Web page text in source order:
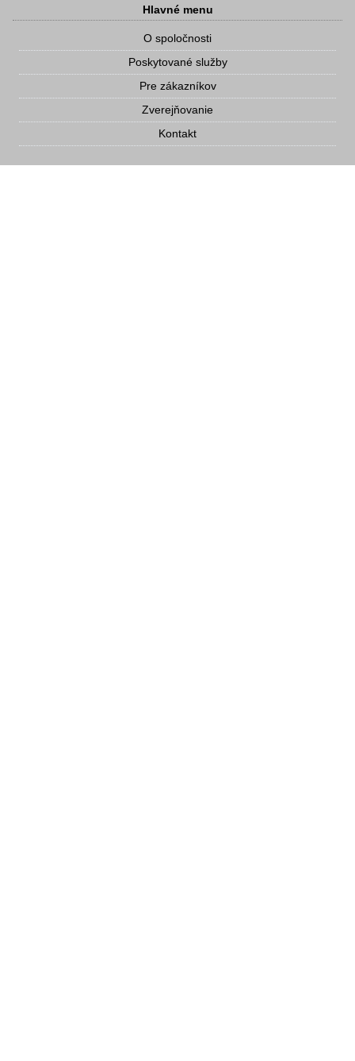
Hlavné menu
O spoločnosti
Poskytované služby
Pre zákazníkov
Zverejňovanie
Kontakt